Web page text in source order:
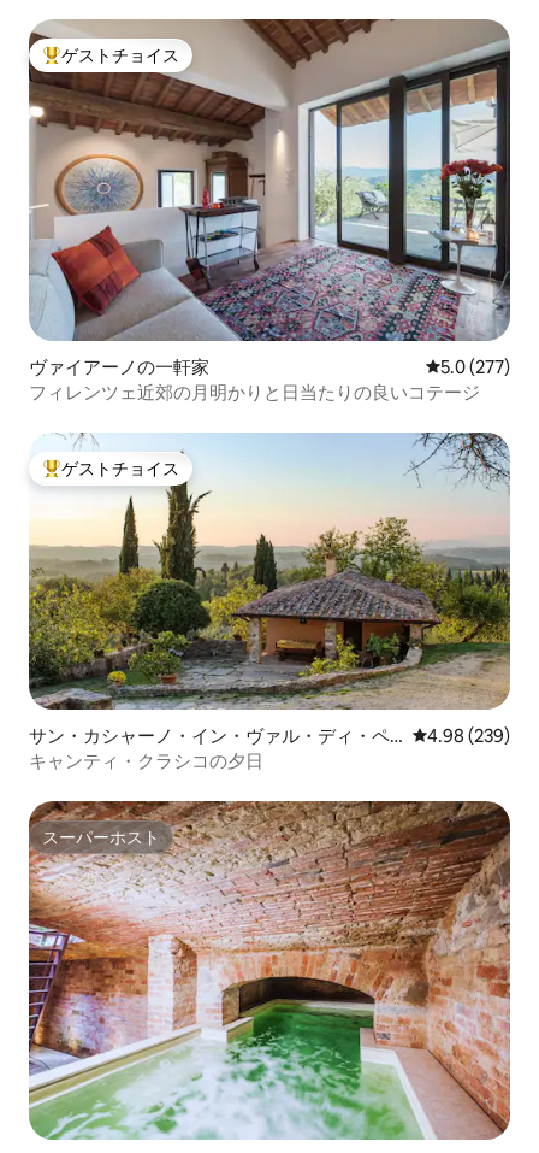
大好評のゲストチョイスです。
ゲストチョイス
ヴァイアーノの一軒家 レビュー277
5.0 (277)
フィレンツェ近郊の月明かりと日当たりの良いコテージ
大好評のゲストチョイスです。
ゲストチョイス
サン・カシャーノ・イン・ヴァル・ディ・ペ
ーザの一軒家
レビュー239
4.98 (239)
キャンティ・クラシコの夕日
スーパーホスト
スーパーホスト